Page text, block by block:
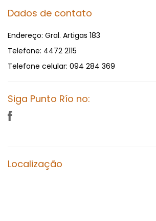
Dados de contato
Endereço: Gral. Artigas 183
Telefone: 4472 2115
Telefone celular: 094 284 369
Siga Punto Río no:
Localização